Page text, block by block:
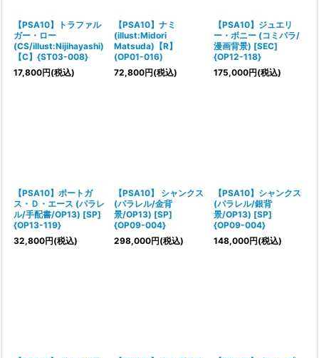
【PSA10】トラファル
ガー・ロー
(CS/illust:Nijihayashi)
【C】{ST03-008}
17,800円(税込)
【PSA10】ナミ
(illust:Midori
Matsuda)【R】
(OP01-016)
72,800円(税込)
【PSA10】ジュエリ
ー・ボニー (コミパラ/
漫画背景) [SEC]
{OP12-118}
175,000円(税込)
【PSA10】ポートガ
ス・Ｄ・エース (パラレ
ル/手配書/OP13) [SP]
{OP13-119}
32,800円(税込)
【PSA10】 シャンクス
(パラレル/金背
景/OP13) [SP]
{OP09-004}
298,000円(税込)
【PSA10】シャンクス
(パラレル/銀背
景/OP13) [SP]
{OP09-004}
148,000円(税込)